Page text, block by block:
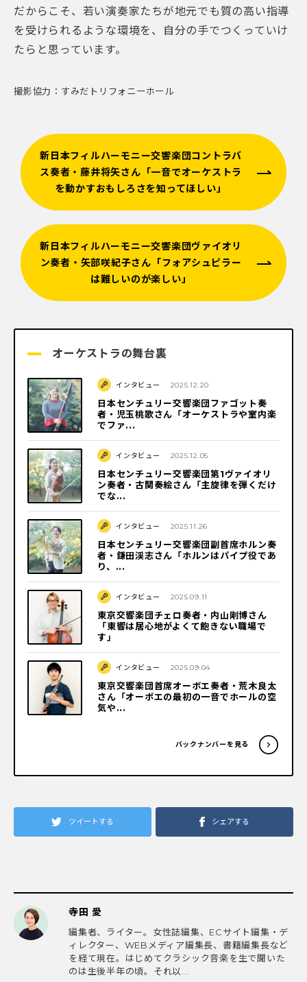
だからこそ、若い演奏家たちが地元でも質の高い指導
を受けられるような環境を、自分の手でつくっていけ
たらと思っています。
撮影協力： すみだトリフォニーホール
新日本フィルハーモニー交響楽団コントラバ
ス奏者・藤井将矢さん「一音でオーケストラ
を動かすおもしろさを知ってほしい」
新日本フィルハーモニー交響楽団ヴァイオリ
ン奏者・矢部咲紀子さん「フォアシュピラー
は難しいのが楽しい」
オーケストラの舞台裏
インタビュー 2025.12.20
日本センチュリー交響楽団ファゴット奏
者・児玉桃歌さん「オーケストラや室内楽
でファ...
インタビュー 2025.12.05
日本センチュリー交響楽団第1ヴァイオリ
ン奏者・古関奏絵さん「主旋律を弾くだけ
でな...
インタビュー 2025.11.26
日本センチュリー交響楽団副首席ホルン奏
者・鎌田渓志さん「ホルンはパイプ役であ
り、...
インタビュー 2025.09.11
東京交響楽団チェロ奏者・内山剛博さん
「東響は居心地がよくて飽きない職場で
す」
インタビュー 2025.09.04
東京交響楽団首席オーボエ奏者・荒木良太
さん「オーボエの最初の一音でホールの空
気や...
バックナンバーを見る
ツイートする シェアする
寺田 愛
編集者、ライター。女性誌編集、ECサイト編集・デ
ィレクター、WEBメディア編集長、書籍編集長など
を経て現在。はじめてクラシック音楽を生で聞いた
のは生後半年の頃。それ以...